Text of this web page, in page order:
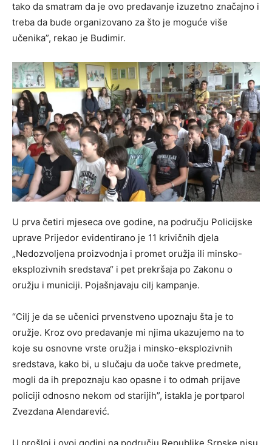
tako da smatram da je ovo predavanje izuzetno značajno i
treba da bude organizovano za što je moguće više
učenika”, rekao je Budimir.
U prva četiri mjeseca ove godine, na području Policijske
uprave Prijedor evidentirano je 11 krivičnih djela
„Nedozvoljena proizvodnja i promet oružja ili minsko-
eksplozivnih sredstava“ i pet prekršaja po Zakonu o
oružju i municiji. Pojašnjavaju cilj kampanje.
“Cilj je da se učenici prvenstveno upoznaju šta je to
oružje. Kroz ovo predavanje mi njima ukazujemo na to
koje su osnovne vrste oružja i minsko-eksplozivnih
sredstava, kako bi, u slučaju da uoče takve predmete,
mogli da ih prepoznaju kao opasne i to odmah prijave
policiji odnosno nekom od starijih”, istakla je portparol
Zvezdana Alendarević.